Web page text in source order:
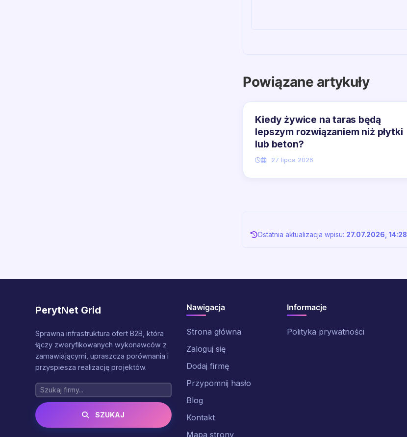
Powiązane artykuły
Kiedy żywice na taras będą
lepszym rozwiązaniem niż płytki
lub beton?
27 lipca 2026
Ostatnia aktualizacja wpisu: 27.07.2026, 14:28
PerytNet Grid
Sprawna infrastruktura ofert B2B, która
łączy zweryfikowanych wykonawców z
zamawiającymi, upraszcza porównania i
przyspiesza realizację projektów.
SZUKAJ
Nawigacja
Strona główna
Zaloguj się
Dodaj firmę
Przypomnij hasło
Blog
Kontakt
Mapa strony
Informacje
Polityka prywatności